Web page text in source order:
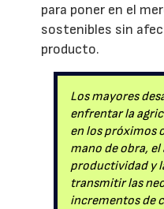
para poner en el
sostenibles sin
producto.
Los mayores
enfrentar la
en los próximos
mano de obra,
productividad y
transmitir las
incrementos de